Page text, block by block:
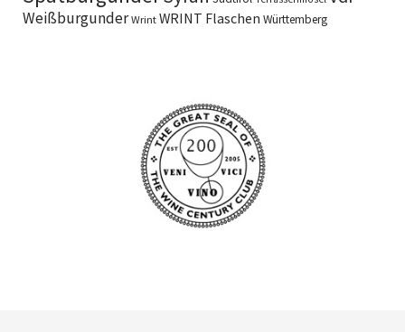
Weißburgunder Wrint WRINT Flaschen Württemberg